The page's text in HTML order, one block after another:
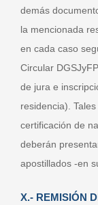
demás
la mencionada
en cada caso
Circular
de jura e
residencia).
certificación de
deberán
apostillados -en
X.- REMISIÓN